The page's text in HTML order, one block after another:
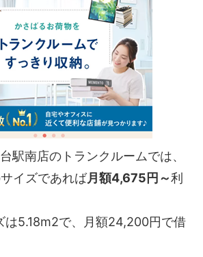
南店のトランクルームでは、
イズであれば月額4,675円～利
は5.18m2で、月額24,200円で借